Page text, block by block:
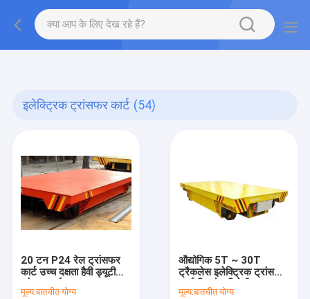
gtag('config', 'G-QWE9HWC3PF', {cookie_flags:
"SameSite=None;Secure"});
इलेक्ट्रिक ट्रांसफर कार्ट (54)
20 टन P24 रेल ट्रांसफर
कार्ट उच्च दक्षता हैवी ड्यूटी
मूल्य:बातचीत योग्य
औद्योगिक 5T ~ 30T
ट्रैकलेस इलेक्ट्रिक ट्रांसफर
कार्ट विस्फोट विरोधी
मूल्य:बातचीत योग्य